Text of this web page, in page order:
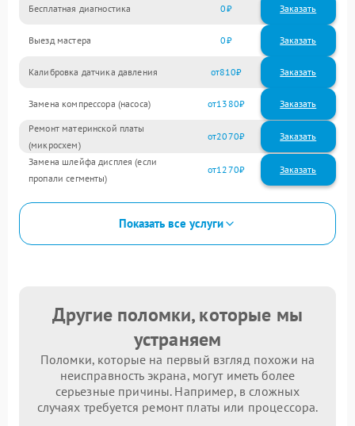
Бесплатная диагностика 0 Заказать
Выезд мастера 0 Заказать
Калибровка датчика давления 810
Замена компрессора (насоса) 1380
Ремонт материнской платы
(микросхем)
2070
Замена шлейфа дисплея (если
пропали сегменты)
1270
Показать все услуги
Другие поломки, которые мы
устраняем
Поломки, которые на первый взгляд похожи на
неисправность экрана, могут иметь более
серьезные причины. Например, в сложных
случаях требуется ремонт платы или процессора.